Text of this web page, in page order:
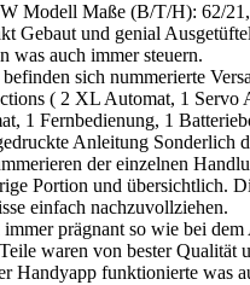
Modell Maße (B/T/H): 62/
Gebaut und genial
was auch immer steuern.
sich nummerierte
( 2 XL Automat, 1 Servo
1 Fernbedienung, 1
Anleitung Sonderlich
der einzelnen
Portion und übersichtlich.
einfach nachzuvollziehen.
immer prägnant so wie bei dem
waren von bester Qualität
Handyapp funktionierte was